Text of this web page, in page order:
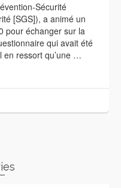
Sécurité
[SGS]), a animé un
pour échanger sur la
qui avait été
en ressort qu’une …